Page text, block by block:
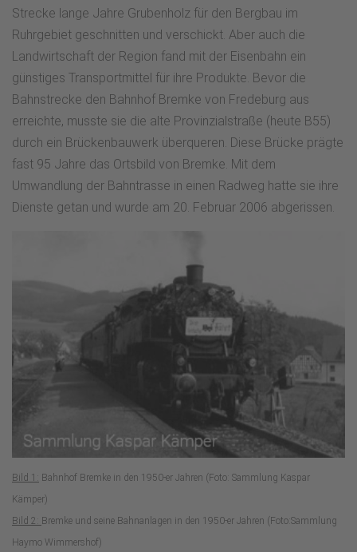
Strecke lange Jahre Grubenholz für den Bergbau im
Ruhrgebiet geschnitten und verschickt. Aber auch die
Landwirtschaft der Region fand mit der Eisenbahn ein
günstiges Transportmittel für ihre Produkte. Bevor die
Bahnstrecke den Bahnhof Bremke von Fredeburg aus
erreichte, musste sie die alte Provinzialstraße (heute B55)
durch ein Brückenbauwerk überqueren. Diese Brücke prägte
fast 95 Jahre das Ortsbild von Bremke. Mit dem
Umwandlung der Bahntrasse in einen Radweg hatte sie ihre
Dienste getan und wurde am 20. Februar 2006 abgerissen.
Bild 1:
Bahnhof Bremke in den 1950-er Jahren (Foto: Sammlung Kaspar
Kämper)
Bild 2:
Bremke und seine Bahnanlagen in den 1950-er Jahren (Foto:Sammlung
Haymo Wimmershof)